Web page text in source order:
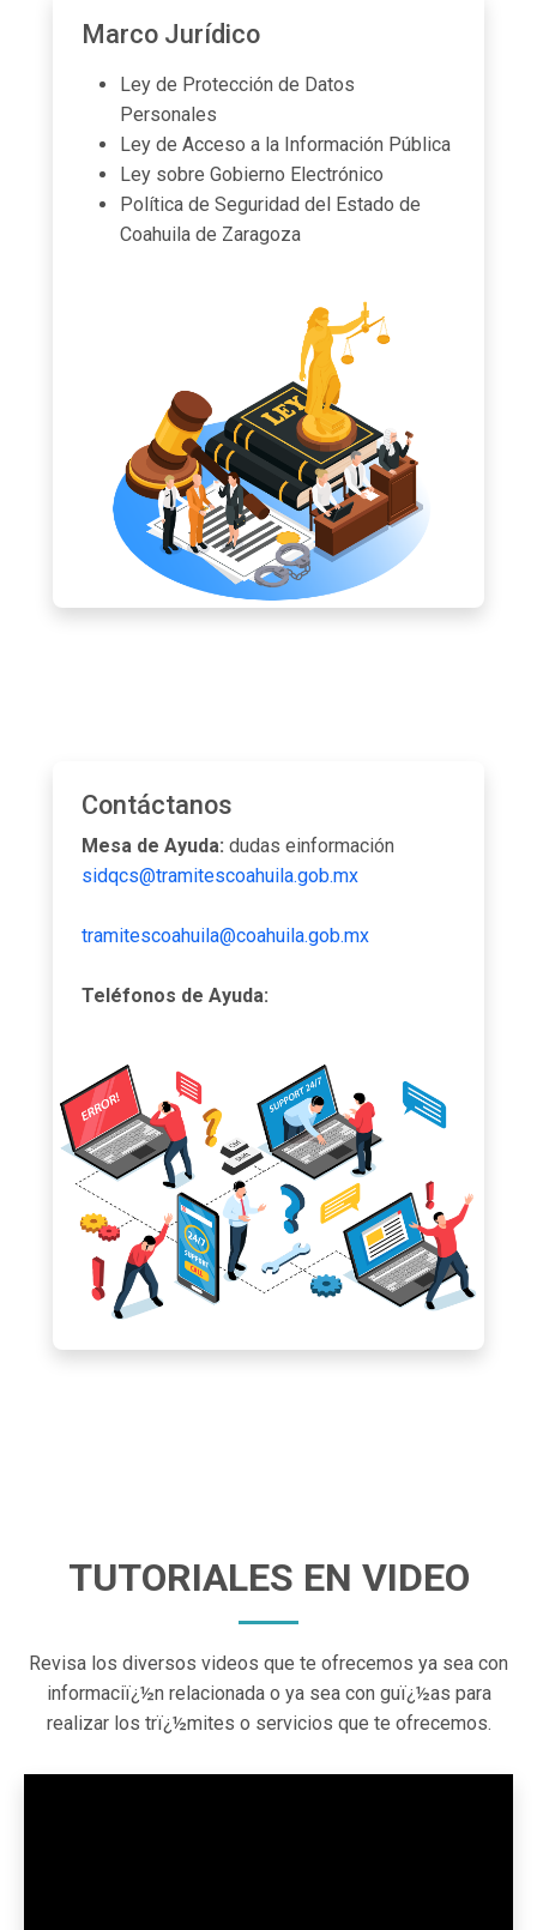
Marco Jurídico
Ley de Protección de Datos
Personales
Ley de Acceso a la Información Pública
Ley sobre Gobierno Electrónico
Política de Seguridad del Estado de
Coahuila de Zaragoza
Contáctanos
Mesa de Ayuda: dudas einformación
sidqcs@tramitescoahuila.gob.mx
tramitescoahuila@coahuila.gob.mx
Teléfonos de Ayuda:
TUTORIALES EN VIDEO
Revisa los diversos videos que te ofrecemos ya sea con
informaciï¿½n relacionada o ya sea con guï¿½as para
realizar los trï¿½mites o servicios que te ofrecemos.